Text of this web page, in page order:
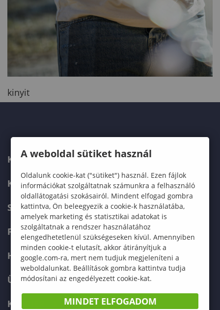
kinyit
KAPCSOLAT
KÉPZÉSKERESŐ
SZERVEZETI FELÉPÍTÉS
FELVÉTELIZŐKNEK
HALLGATÓKNAK
ÜZLETI PARTNEREKNEK
KARRIER
A weboldal sütiket használ
Oldalunk cookie-kat ("sütiket") használ. Ezen fájlok
információkat szolgáltatnak számunkra a felhasználó
oldallátogatási szokásairól. Mindent elfogad gombra
kattintva, Ön beleegyezik a cookie-k használatába,
amelyek marketing és statisztikai adatokat is
szolgáltatnak a rendszer használatához
elengedhetetlenül szükségeseken kívül. Amennyiben
minden cookie-t elutasít, akkor átirányítjuk a
google.com-ra, mert nem tudjuk megjeleníteni a
weboldalunkat. Beállítások gombra kattintva tudja
módosítani az engedélyezett cookie-kat.
MINDET ELFOGADOM